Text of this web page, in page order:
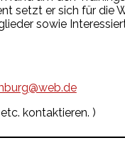
setzt er sich für die
sowie
kontaktieren. )